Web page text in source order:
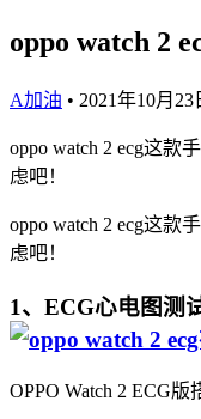
oppo watch 2
A加油 • 2021年10月23
oppo watch 2 ecg这款
虑吧！
oppo watch 2 ecg这款
虑吧！
1、ECG心电图测
OPPO Watch 2 ECG